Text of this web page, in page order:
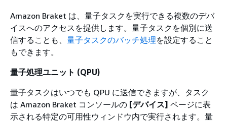
Amazon Braket は、量子タスクを実行できる複数のデバ
イスへのアクセスを提供します。量子タスクを個別に送
信することも、 量子タスクのバッチ処理を設定すること
もできます。
量子処理ユニット (QPU)
量子タスクはいつでも QPU に送信できますが、タスク
は Amazon Braket コンソールの [デバイス] ページに表
示される特定の可用性ウィンドウ内で実行されます。量